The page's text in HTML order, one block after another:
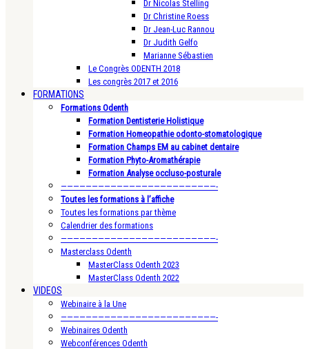
Dr Nicolas Stelling
Dr Christine Roess
Dr Jean-Luc Rannou
Dr Judith Gelfo
Marianne Sébastien
Le Congrès ODENTH 2018
Les congrès 2017 et 2016
FORMATIONS
Formations Odenth
Formation Dentisterie Holistique
Formation Homeopathie odonto-stomatologique
Formation Champs EM au cabinet dentaire
Formation Phyto-Aromathérapie
Formation Analyse occluso-posturale
—————————————————————————-
Toutes les formations à l’affiche
Toutes les formations par thème
Calendrier des formations
—————————————————————————-
Masterclass Odenth
MasterClass Odenth 2023
MasterClass Odenth 2022
VIDEOS
Webinaire à la Une
—————————————————————————-
Webinaires Odenth
Webconférences Odenth